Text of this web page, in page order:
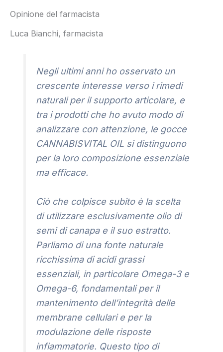
Opinione del farmacista
Luca Bianchi, farmacista
Negli ultimi anni ho osservato un
crescente interesse verso i rimedi
naturali per il supporto articolare, e
tra i prodotti che ho avuto modo di
analizzare con attenzione, le gocce
CANNABISVITAL OIL si distinguono
per la loro composizione essenziale
ma efficace.
Ciò che colpisce subito è la scelta
di utilizzare esclusivamente olio di
semi di canapa e il suo estratto.
Parliamo di una fonte naturale
ricchissima di acidi grassi
essenziali, in particolare Omega-3 e
Omega-6, fondamentali per il
mantenimento dell’integrità delle
membrane cellulari e per la
modulazione delle risposte
infiammatorie. Questo tipo di